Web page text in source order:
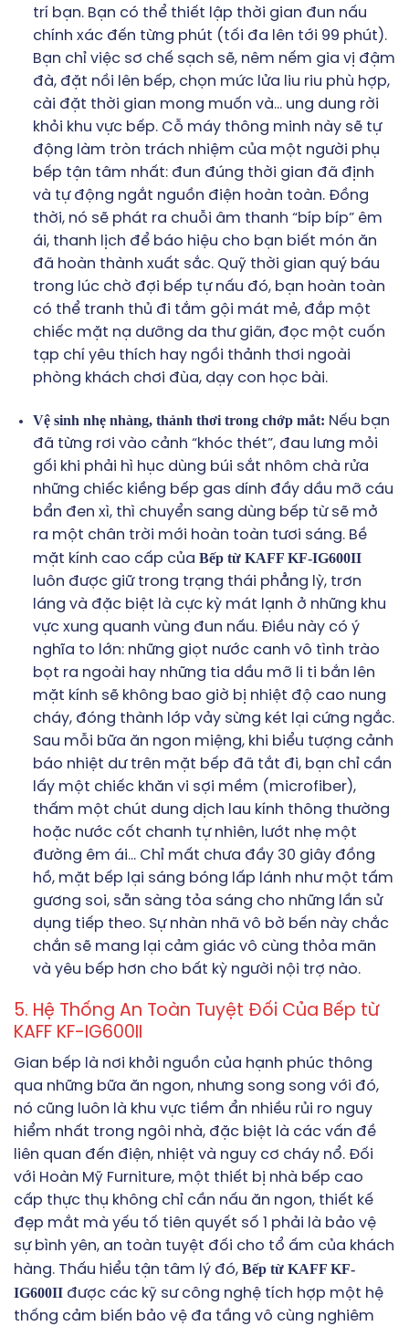
trí bạn. Bạn có thể thiết lập thời gian đun nấu
chính xác đến từng phút (tối đa lên tới 99 phút).
Bạn chỉ việc sơ chế sạch sẽ, nêm nếm gia vị đậm
đà, đặt nồi lên bếp, chọn mức lửa liu riu phù hợp,
cài đặt thời gian mong muốn và… ung dung rời
khỏi khu vực bếp. Cỗ máy thông minh này sẽ tự
động làm tròn trách nhiệm của một người phụ
bếp tận tâm nhất: đun đúng thời gian đã định
và tự động ngắt nguồn điện hoàn toàn. Đồng
thời, nó sẽ phát ra chuỗi âm thanh “bíp bíp” êm
ái, thanh lịch để báo hiệu cho bạn biết món ăn
đã hoàn thành xuất sắc. Quỹ thời gian quý báu
trong lúc chờ đợi bếp tự nấu đó, bạn hoàn toàn
có thể tranh thủ đi tắm gội mát mẻ, đắp một
chiếc mặt nạ dưỡng da thư giãn, đọc một cuốn
tạp chí yêu thích hay ngồi thảnh thơi ngoài
phòng khách chơi đùa, dạy con học bài.
Vệ sinh nhẹ nhàng, thảnh thơi trong chớp mắt: Nếu bạn
đã từng rơi vào cảnh “khóc thét”, đau lưng mỏi
gối khi phải hì hục dùng búi sắt nhôm chà rửa
những chiếc kiềng bếp gas dính đầy dầu mỡ cáu
bẩn đen xì, thì chuyển sang dùng bếp từ sẽ mở
ra một chân trời mới hoàn toàn tươi sáng. Bề
mặt kính cao cấp của Bếp từ KAFF KF-IG600II
luôn được giữ trong trạng thái phẳng lỳ, trơn
láng và đặc biệt là cực kỳ mát lạnh ở những khu
vực xung quanh vùng đun nấu. Điều này có ý
nghĩa to lớn: những giọt nước canh vô tình trào
bọt ra ngoài hay những tia dầu mỡ li ti bắn lên
mặt kính sẽ không bao giờ bị nhiệt độ cao nung
cháy, đóng thành lớp vảy sừng két lại cứng ngắc.
Sau mỗi bữa ăn ngon miệng, khi biểu tượng cảnh
báo nhiệt dư trên mặt bếp đã tắt đi, bạn chỉ cần
lấy một chiếc khăn vi sợi mềm (microfiber),
thấm một chút dung dịch lau kính thông thường
hoặc nước cốt chanh tự nhiên, lướt nhẹ một
đường êm ái… Chỉ mất chưa đầy 30 giây đồng
hồ, mặt bếp lại sáng bóng lấp lánh như một tấm
gương soi, sẵn sàng tỏa sáng cho những lần sử
dụng tiếp theo. Sự nhàn nhã vô bờ bến này chắc
chắn sẽ mang lại cảm giác vô cùng thỏa mãn
và yêu bếp hơn cho bất kỳ người nội trợ nào.
5. Hệ Thống An Toàn Tuyệt Đối Của Bếp từ
KAFF KF-IG600II
Gian bếp là nơi khởi nguồn của hạnh phúc thông
qua những bữa ăn ngon, nhưng song song với đó,
nó cũng luôn là khu vực tiềm ẩn nhiều rủi ro nguy
hiểm nhất trong ngôi nhà, đặc biệt là các vấn đề
liên quan đến điện, nhiệt và nguy cơ cháy nổ. Đối
với Hoàn Mỹ Furniture, một thiết bị nhà bếp cao
cấp thực thụ không chỉ cần nấu ăn ngon, thiết kế
đẹp mắt mà yếu tố tiên quyết số 1 phải là bảo vệ
sự bình yên, an toàn tuyệt đối cho tổ ấm của khách
hàng. Thấu hiểu tận tâm lý đó, Bếp từ KAFF KF-
IG600II được các kỹ sư công nghệ tích hợp một hệ
thống cảm biến bảo vệ đa tầng vô cùng nghiêm